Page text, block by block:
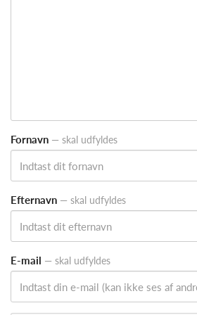
Fornavn — skal udfyldes
Efternavn — skal udfyldes
E-mail — skal udfyldes